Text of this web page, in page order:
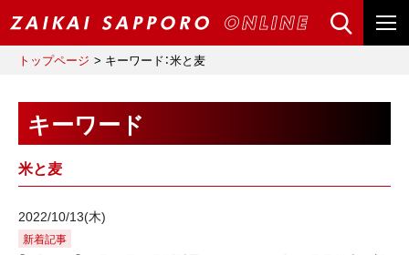
トップページ キーワード：米と麦
キーワード
米と麦
2022/10/13(木)
新着記事